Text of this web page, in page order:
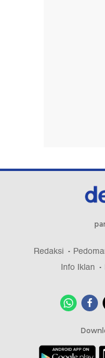
Redaksi
Info Iklan